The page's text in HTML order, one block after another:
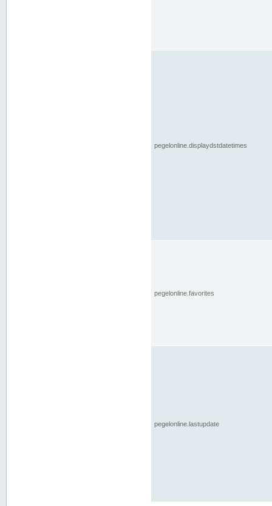
pegelonline.displaydstdatetimes
pegelonline.favorites
pegelonline.lastupdate